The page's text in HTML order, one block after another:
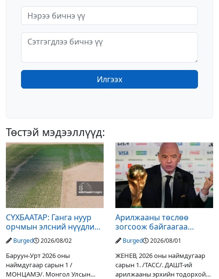
Илгээх
Төстэй мэдээллүүд:
СҮХБААТАР: Ганга нуур
орчмын элсний нүүдлийг
зогсоох туршилтын ажил
үр дүнгээ өгч эхэлжээ
Burged 2026/08/02
Баруун-Урт 2026 оны
наймдугаар сарын 1 /
МОНЦАМЭ/. Монгол Улсын
Арилжааны төслөө
зогсоож байгаагаа
Ж.Инфантино мэдэгдэв
Burged 2026/08/01
ЖЕНЕВ, 2026 оны наймдугаар
сарын 1. /ТАСС/. ДАШТ-ий
арилжааны эрхийн тодорхой